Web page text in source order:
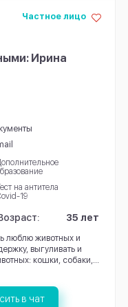
Ирина
Частное лицо
на антитела
19
35 лет
люблю животных и
выгуливать и
кошки, собаки,...
в чат